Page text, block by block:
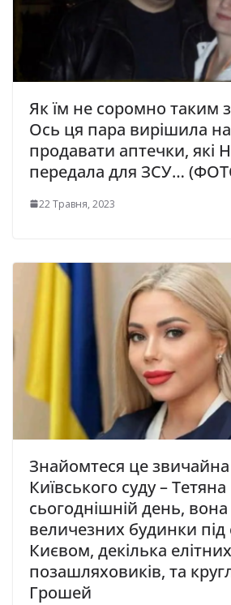
Як їм не соромно таким
Ось ця пара вирішила
продавати aптeчки, якi
пepeдaлa для ЗСУ…
22 Травня, 2023
Знайомтеся це звичайна
Київського суду – Тетяна
сьогоднішній день,
величезних будинки
Києвом, декілька елітних
позашляховиків, та
Грошей